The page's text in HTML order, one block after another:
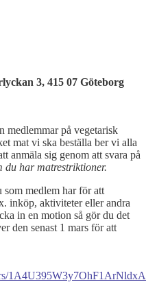
3, 415 07 Göteborg
medlemmar på vegetarisk
mat vi ska beställa ber vi alla
anmäla sig genom att svara på
du har matrestriktioner.
medlem har för att
inköp, aktiviteter eller andra
in en motion så gör du det
den senast 1 mars för att